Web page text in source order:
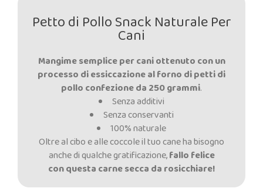
Petto di Pollo Snack Naturale Per
Cani
Mangime semplice per cani ottenuto con un
processo di essiccazione al forno di petti di
pollo confezione da 250 grammi.
Senza additivi
Senza conservanti
100% naturale
Oltre al cibo e alle coccole il tuo cane ha bisogno
anche di qualche gratificazione,fallo felice
con questa carne secca da rosicchiare!